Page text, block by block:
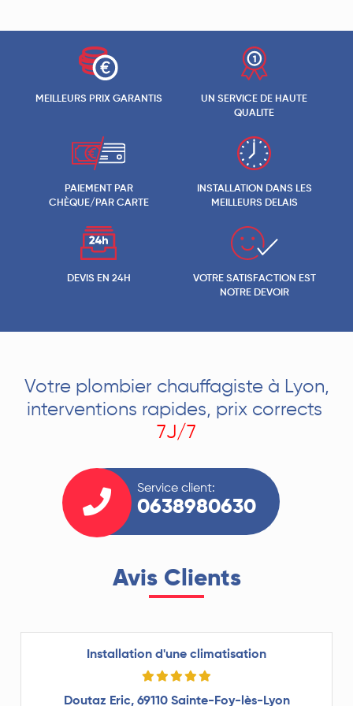
MEILLEURS PRIX GARANTIS
UN SERVICE DE HAUTE
QUALITE
PAIEMENT PAR
CHÈQUE/PAR CARTE
INSTALLATION DANS LES
MEILLEURS DELAIS
DEVIS EN 24H
VOTRE SATISFACTION EST
NOTRE DEVOIR
Votre plombier chauffagiste à Lyon,
interventions rapides, prix corrects
7J/7
Service client:
0638980630
Avis Clients
Installation d'une climatisation
Doutaz Eric, 69110 Sainte-Foy-lès-Lyon